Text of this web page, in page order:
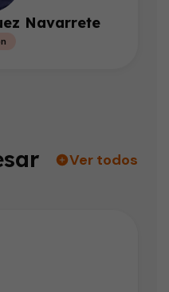
Navarrete
Ver todos